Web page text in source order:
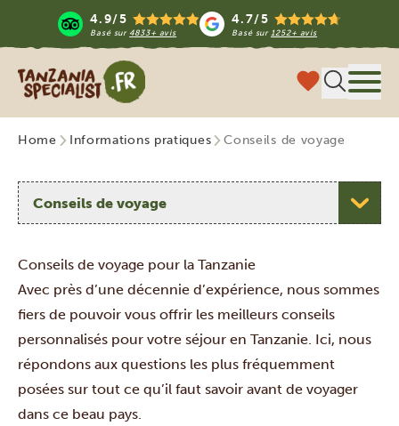
4.9/5
Basé sur 4833+ avis
4.7/5
Basé sur1252+ avis
Tanzania Specialist
Home Informations pratiques Conseils de voyage
Choisissez un sujet
Conseils de voyage pour la Tanzanie
Avec près d’une décennie d’expérience, nous sommes
fiers de pouvoir vous offrir les meilleurs conseils
personnalisés pour votre séjour en Tanzanie. Ici, nous
répondons aux questions les plus fréquemment
posées sur tout ce qu’il faut savoir avant de voyager
dans ce beau pays.